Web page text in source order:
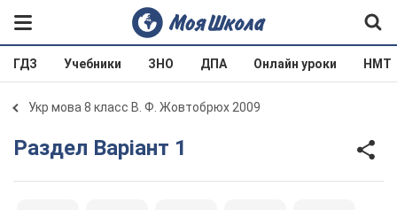
ГДЗ Учебники ЗНО ДПА Онлайн уроки НМТ
Укр мова 8 класс В. Ф. Жовтобрюх 2009
Раздел Варіант 1